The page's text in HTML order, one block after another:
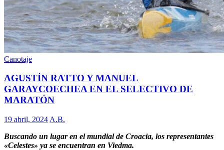
Canotaje
AGUSTÍN RATTO Y MANUEL
GARAYCOECHEA EN EL SELECTIVO DE
MARATÓN
19 abril, 2024 A.B.
Buscando un lugar en el mundial de Croacia, los representantes
«Celestes» ya se encuentran en Viedma.